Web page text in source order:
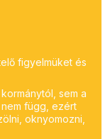
figyelmüket és
sem a
függ, ezért
oknyomozni,